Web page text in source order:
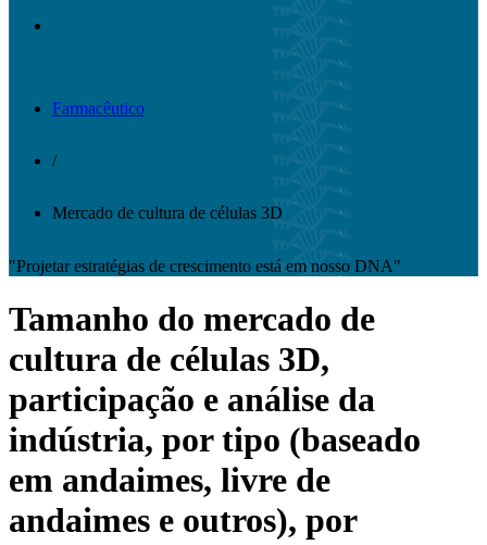
Farmacêutico
/
Mercado de cultura de células 3D
"Projetar estratégias de crescimento está em nosso DNA"
Tamanho do mercado de
cultura de células 3D,
participação e análise da
indústria, por tipo (baseado
em andaimes, livre de
andaimes e outros), por